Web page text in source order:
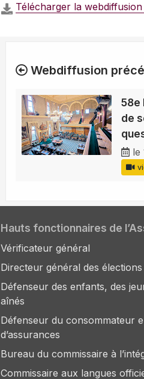
Télécharger la
Webdiffusion
58e
de
le
Hauts fonctionnaires de
Vérificateur général
Directeur général des élections
Défenseur des enfants, des
aînés
Défenseur du consommateur
d’assurances
Bureau du commissaire à
Commissaire aux langues